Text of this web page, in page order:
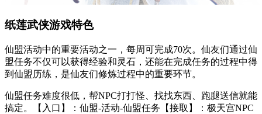
纸莲武侠游戏特色
仙盟活动中的重要活动之一，每周可完成70次。仙友们通过仙
盟任务不仅可以获得经验和灵石，还能在完成任务的过程中得
到仙盟历练，是仙友们修炼过程中的重要环节。
仙盟任务难度很低，帮NPC打打怪、找找东西、跑腿送信就能
搞定。【入口】：仙盟-活动-仙盟任务【接取】：极天宫NPC